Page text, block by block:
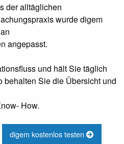
der alltäglichen
wurde digem
angepasst.
und hält Sie täglich
behalten Sie die Übersicht und
How.
digem kostenlos testen